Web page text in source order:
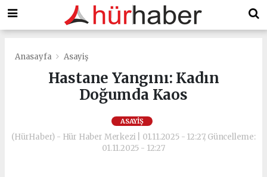
Anasayfa Asayiş
Hastane Yangını: Kadın
Doğumda Kaos
ASAYIŞ
(HürHaber) - Hür Haber Merkezi | 01.11.2025 - 12:27, Güncelleme:
01.11.2025 - 12:27